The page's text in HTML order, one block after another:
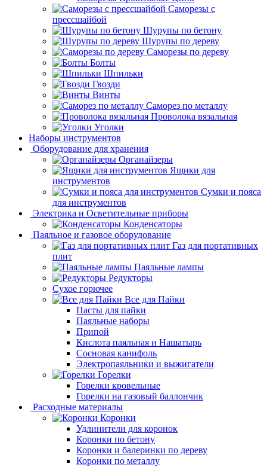
Саморезы с
прессшайбой
Шурупы по бетону
Шурупы по дереву
Саморезы по дереву
Болты
Шпильки
Гвозди
Винты
Саморез по металлу
Проволока вязальная
Уголки
Наборы инструментов
Оборудование для хранения
Органайзеры
Ящики для
инструментов
Сумки и пояса
для инструментов
Электрика и Осветительные приборы
Конденсаторы
Паяльное и газовое оборудование
Газ для портативных
плит
Паяльные лампы
Редукторы
Сухое горючее
Все для Пайки
Пасты для пайки
Паяльные наборы
Припой
Кислота паяльная и Нашатырь
Сосновая канифоль
Электропаяльники и выжигатели
Горелки
Горелки кровельные
Горелки на газовый баллончик
Расходные материалы
Коронки
Удлинители для коронок
Коронки по бетону
Коронки и балеринки по дереву
Коронки по металлу